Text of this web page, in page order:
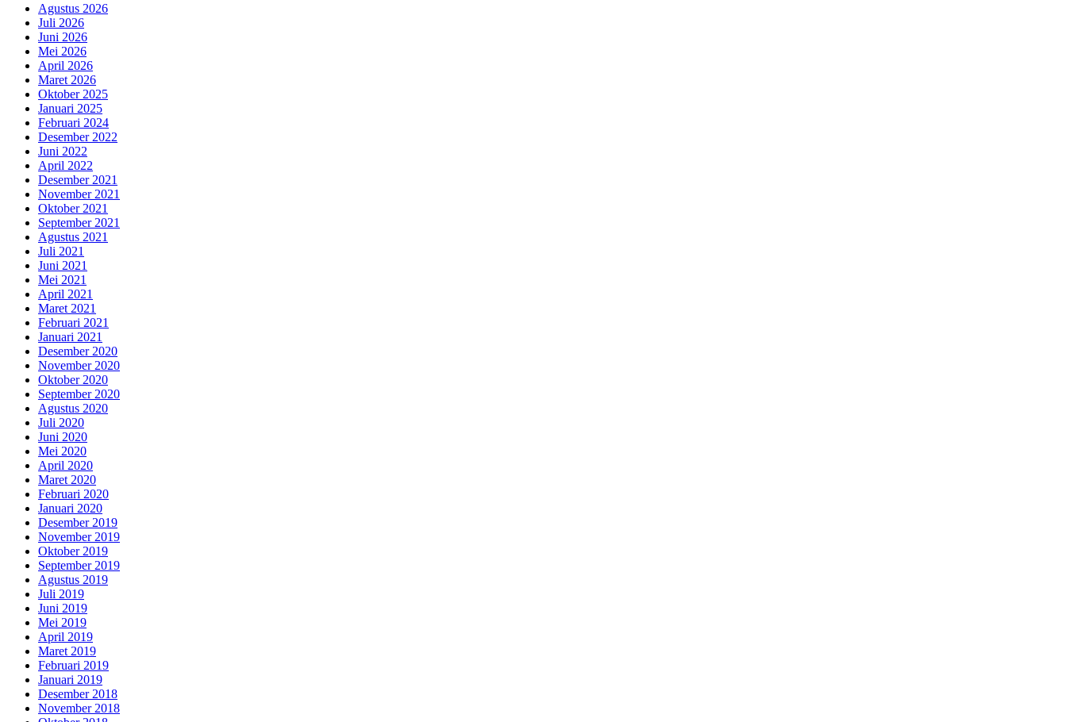
Agustus 2026
Juli 2026
Juni 2026
Mei 2026
April 2026
Maret 2026
Oktober 2025
Januari 2025
Februari 2024
Desember 2022
Juni 2022
April 2022
Desember 2021
November 2021
Oktober 2021
September 2021
Agustus 2021
Juli 2021
Juni 2021
Mei 2021
April 2021
Maret 2021
Februari 2021
Januari 2021
Desember 2020
November 2020
Oktober 2020
September 2020
Agustus 2020
Juli 2020
Juni 2020
Mei 2020
April 2020
Maret 2020
Februari 2020
Januari 2020
Desember 2019
November 2019
Oktober 2019
September 2019
Agustus 2019
Juli 2019
Juni 2019
Mei 2019
April 2019
Maret 2019
Februari 2019
Januari 2019
Desember 2018
November 2018